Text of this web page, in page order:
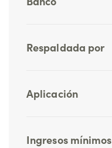
Respaldada por
Aplicación
Ingresos mínimos